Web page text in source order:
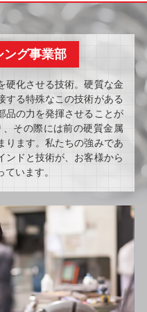
ング事業部
硬化させる技術。硬質な金
する特殊なこの技術がある
品の力を発揮させることが
その際には前の硬質金属
ります。私たちの強みであ
ンドと技術が、お客様から
います。